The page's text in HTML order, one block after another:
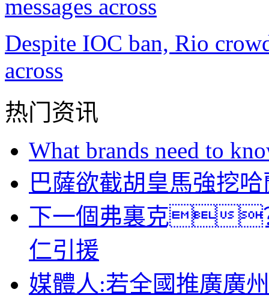
Despite IOC ban, Rio
across
热门资讯
What brands need to
巴薩欲截胡皇馬強挖
下一個弗裏克
仁引援
媒體人:若全國推廣廣